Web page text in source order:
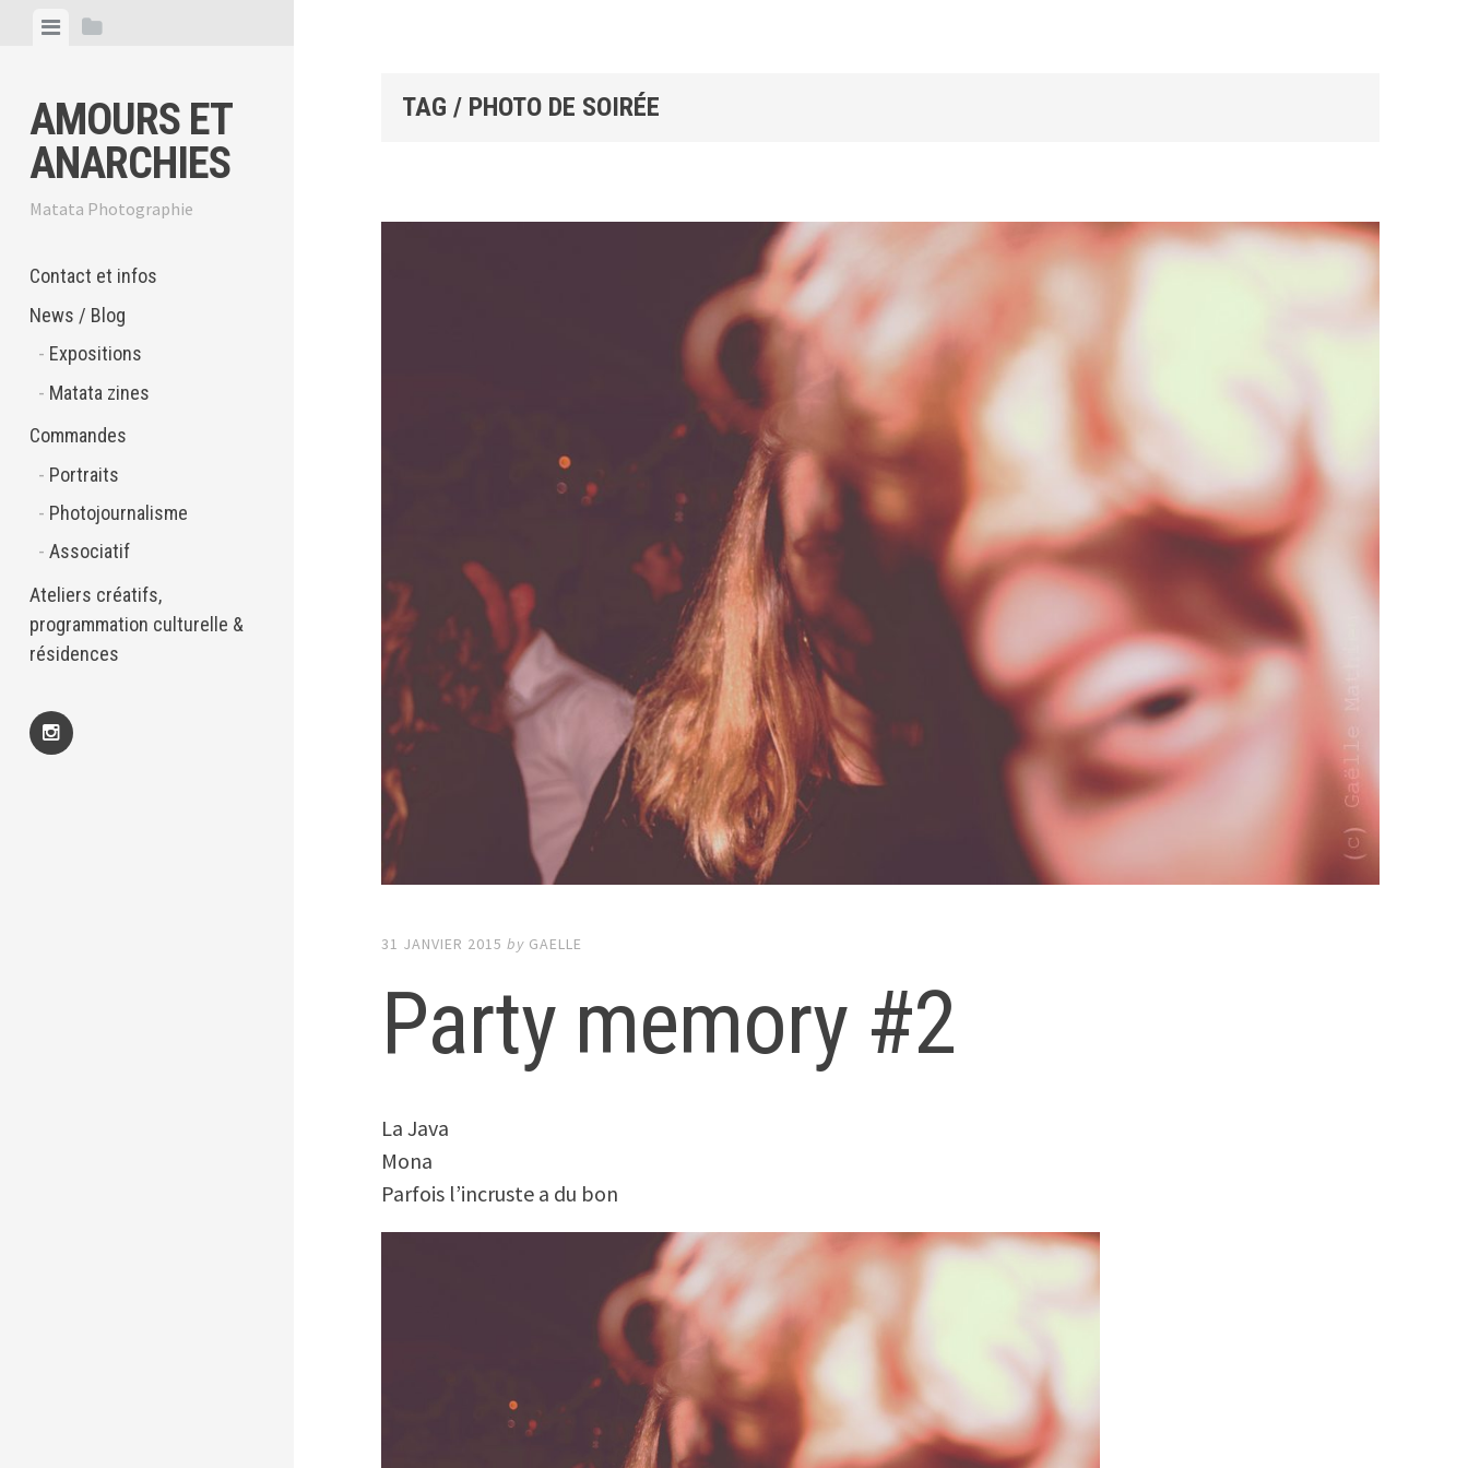
ViewView
AMOURS ET
ANARCHIES
Matata Photographie
Contact et infos
News / Blog
Expositions
Matata zines
Commandes
Portraits
Photojournalisme
Associatif
Ateliers créatifs,
programmation culturelle &
résidences
TAG / PHOTO DE SOIRÉE
31 JANVIER 2015 by GAELLE
Party memory #2
La Java
Mona
Parfois l’incruste a du bon